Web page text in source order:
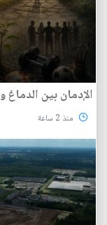
الإدمان بين
منذ 2 ساعة